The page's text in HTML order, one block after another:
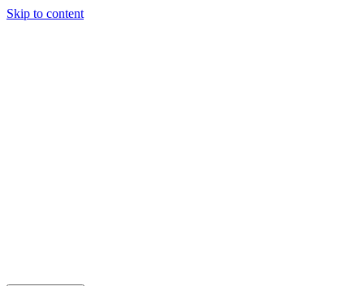
Skip to content